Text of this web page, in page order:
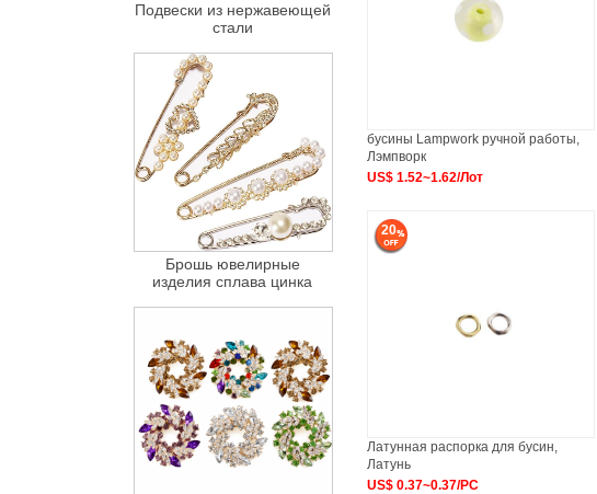
бусины Lampwork ручной работы,
Лэмпворк
US$ 1.52~1.62/Лот
20
Латунная распорка для бусин,
Латунь
US$ 0.37~0.37/PC
Подвески из нержавеющей
стали
Брошь ювелирные
изделия сплава цинка